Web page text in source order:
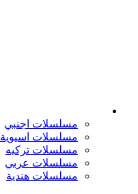
مسلسلات اجنبي
مسلسلات اسيوية
مسلسلات تركيه
مسلسلات عربي
مسلسلات هندية